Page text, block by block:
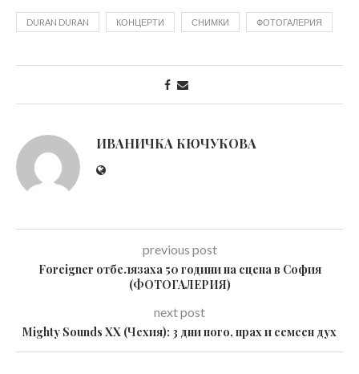
DURAN DURAN КОНЦЕРТИ СНИМКИ ФОТОГАЛЕРИЯ
ИВАНИЧКА КЮЧУКОВА
previous post
Foreigner отбелязаха 50 години на сцена в София
(ФОТОГАЛЕРИЯ)
next post
Mighty Sounds XX (Чехия): 3 дни пого, прах и семеен дух